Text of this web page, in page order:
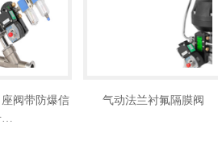
阀带防爆信
…
气动法兰衬氟隔膜阀